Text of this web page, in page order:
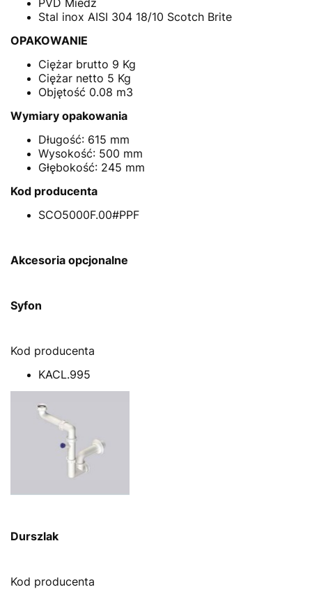
Stal inox AISI 304 18/10 Scotch Brite
OPAKOWANIE
Ciężar brutto 9 Kg
Ciężar netto 5 Kg
Objętość 0.08 m3
Wymiary opakowania
Długość: 615 mm
Wysokość: 500 mm
Głębokość: 245 mm
Kod producenta
SCO5000F.00#PPF
Akcesoria opcjonalne
Syfon
Kod producenta
KACL.995
Durszlak
Kod producenta